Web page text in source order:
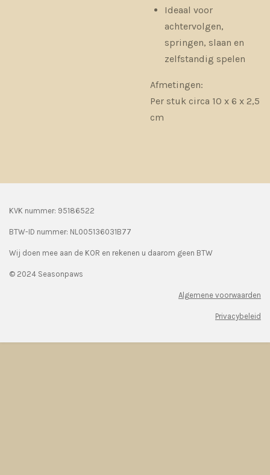
Ideaal voor
achtervolgen,
springen, slaan en
zelfstandig spelen
Afmetingen:
Per stuk circa 10 x 6 x 2,5
cm
KVK nummer: 95186522
BTW-ID nummer: NL005136031B77
Wij doen mee aan de KOR en rekenen u daarom geen BTW
© 2024 Seasonpaws
Algemene voorwaarden
Privacybeleid